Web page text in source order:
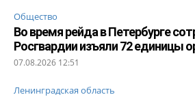
Общество
Во время рейда в Петербурге
Росгвардии изъяли 72 единицы
07.08.2026 12:51
Ленинградская область